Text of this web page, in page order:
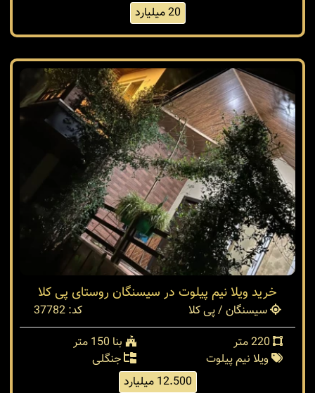
20 میلیارد
خرید ویلا نیم پیلوت در سیسنگان روستای پی کلا
سیسنگان / پی کلا
کد: 37782
بنا 150 متر
ویلا نیم پیلوت
جنگلی
12.500 میلیارد